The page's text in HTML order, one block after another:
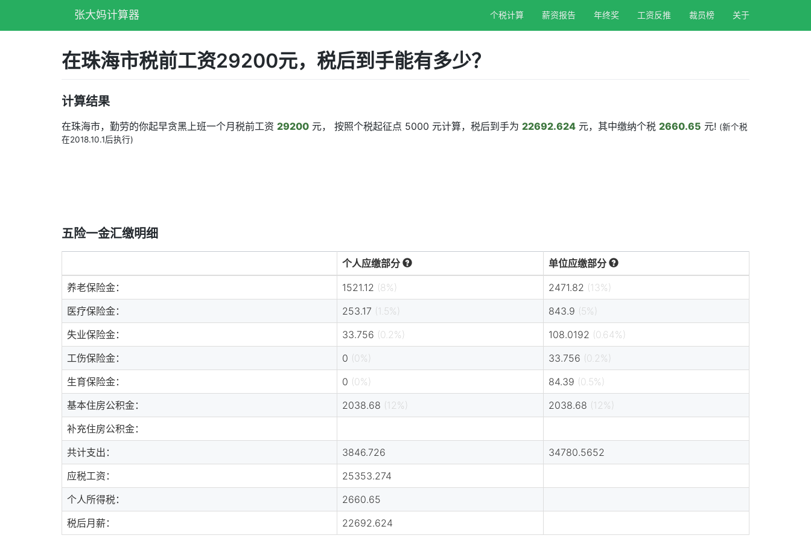
张大妈计算器 个税计算 薪资报告 年终奖 工资反推 裁员榜 关于
在珠海市税前工资29200元，税后到手能有多少？
计算结果
在珠海市，勤劳的你起早贪黑上班一个月税前工资 29200 元， 按照个税起征点 5000 元计算，税后到手为 22692.624 元，其中缴纳个税 2660.65 元! (新个税
在2018.10.1后执行)
五险一金汇缴明细
个人应缴部分
单位应缴部分
养老保险金：
1521.12 (8%) 2471.82 (13%)
医疗保险金：
253.17 (1.5%) 843.9 (5%)
失业保险金：
33.756 (0.2%) 108.0192 (0.64%)
工伤保险金：
0 (0%) 33.756 (0.2%)
生育保险金：
0 (0%) 84.39 (0.5%)
基本住房公积金：
2038.68 (12%) 2038.68 (12%)
补充住房公积金：
共计支出：
3846.726
34780.5652
应税工资：
25353.274
个人所得税：
2660.65
税后月薪：
22692.624